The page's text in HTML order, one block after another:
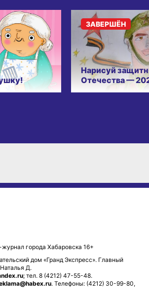
Нарисуй
Отечества —
ЗАВЕРШЁН
города Хабаровска 16+
дом «Гранд Экспресс». Главный
Д.
; тел. 8 (4212) 47-55-48.
. Телефоны: (4212) 30-99-80,